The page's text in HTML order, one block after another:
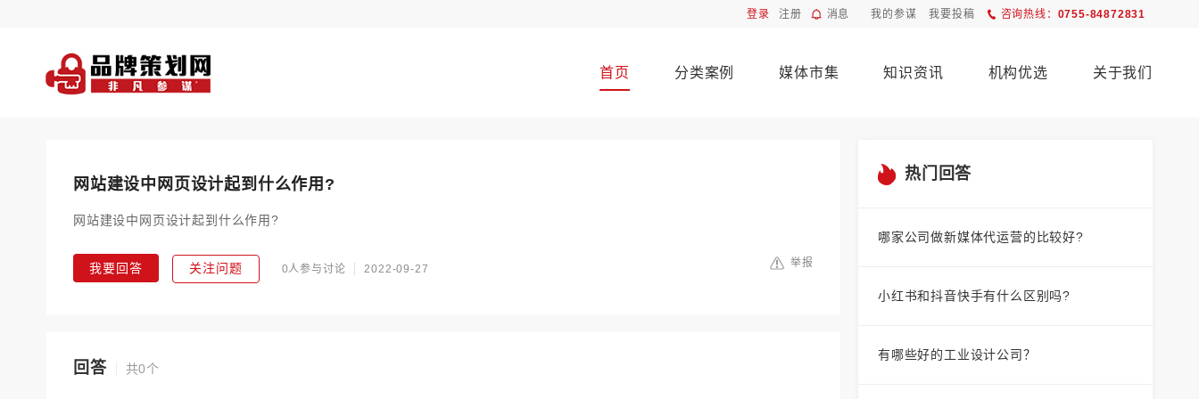
登录 注册 消息 我的参谋 我要投稿 咨询热线： 0755-84872831
首页 分类案例 媒体市集 知识资讯 机构优选 关于我们
网站建设中网页设计起到什么作用?
网站建设中网页设计起到什么作用?
我要回答 关注问题 0人参与讨论 2022-09-27 举报
回答 共0个
热门回答
哪家公司做新媒体代运营的比较好?
小红书和抖音快手有什么区别吗?
有哪些好的工业设计公司？